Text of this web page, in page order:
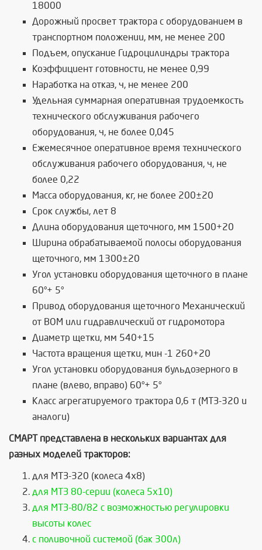
18000
Дорожный просвет трактора с оборудованием в
транспортном положении, мм, не менее 200
Подъем, опускание Гидроцилиндры трактора
Коэффициент готовности, не менее 0,99
Наработка на отказ, ч, не менее 200
Удельная суммарная оперативная трудоемкость
технического обслуживания рабочего
оборудования, ч, не более 0,045
Ежемесячное оперативное время технического
обслуживания рабочего оборудования, ч, не
более 0,22
Масса оборудования, кг, не более 200±20
Срок службы, лет 8
Длина оборудования щеточного, мм 1500+20
Ширина обрабатываемой полосы оборудования
щеточного, мм 1300±20
Угол установки оборудования щеточного в плане
60°+ 5°
Привод оборудования щеточного Механический
от ВОМ или гидравлический от гидромотора
Диаметр щетки, мм 540+15
Частота вращения щетки, мин -1 260+20
Угол установки оборудования бульдозерного в
плане (влево, вправо) 60°+ 5°
Класс агрегатируемого трактора 0,6 т (МТЗ-320 и
аналоги)
СМАРТ представлена в нескольких вариантах для
разных моделей тракторов:
для МТЗ-320 (колеса 4х8)
для МТЗ 80-серии (колеса 5х10)
для МТЗ-80/82 с возможностью регулировки
высоты колес
с поливочной системой (бак 300л)